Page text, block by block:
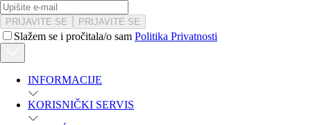
PRIJAVITE SE PRIJAVITE SE
Slažem se i pročitala/o sam Politika Privatnosti
INFORMACIJE
KORISNIČKI SERVIS